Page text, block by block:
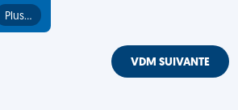
Plus…
VDM SUIVANTE